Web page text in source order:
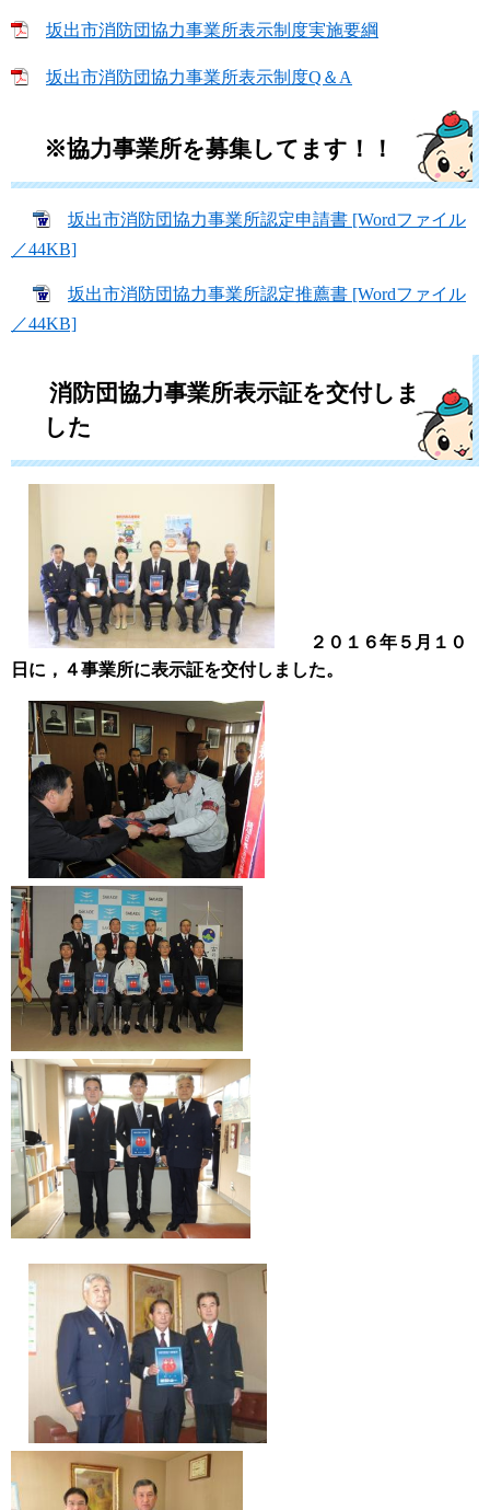
坂出市消防団協力事業所表示制度実施要綱
坂出市消防団協力事業所表示制度Q＆A
※協力事業所を募集してます！！
坂出市消防団協力事業所認定申請書 [Wordファイル
／44KB]
坂出市消防団協力事業所認定推薦書 [Wordファイル
／44KB]
消防団協力事業所表示証を交付しま
した
２０１６年５月１０
日に，４事業所に表示証を交付しました。